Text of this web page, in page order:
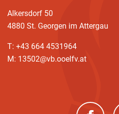
Alkersdorf 50
4880 St. Georgen im Attergau
T: +43 664 4531964
M: 13502@vb.ooelfv.at